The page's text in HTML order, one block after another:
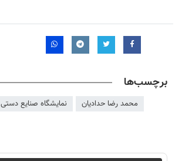
برچسب‌ها
محمد رضا حدادیان نمایشگاه صنایع دستی